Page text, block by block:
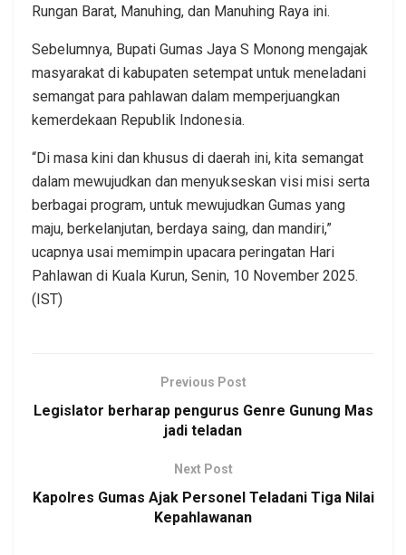
Rungan Barat, Manuhing, dan Manuhing Raya ini.
Sebelumnya, Bupati Gumas Jaya S Monong mengajak
masyarakat di kabupaten setempat untuk meneladani
semangat para pahlawan dalam memperjuangkan
kemerdekaan Republik Indonesia.
“Di masa kini dan khusus di daerah ini, kita semangat
dalam mewujudkan dan menyukseskan visi misi serta
berbagai program, untuk mewujudkan Gumas yang
maju, berkelanjutan, berdaya saing, dan mandiri,”
ucapnya usai memimpin upacara peringatan Hari
Pahlawan di Kuala Kurun, Senin, 10 November 2025.
(IST)
Previous Post
Legislator berharap pengurus Genre Gunung Mas
jadi teladan
Next Post
Kapolres Gumas Ajak Personel Teladani Tiga Nilai
Kepahlawanan